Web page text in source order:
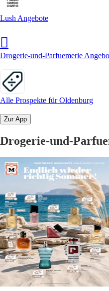
Lush Angebote
Drogerie-und-Parfuemerie
Alle Prospekte für Oldenburg
Zur App
Drogerie-und-